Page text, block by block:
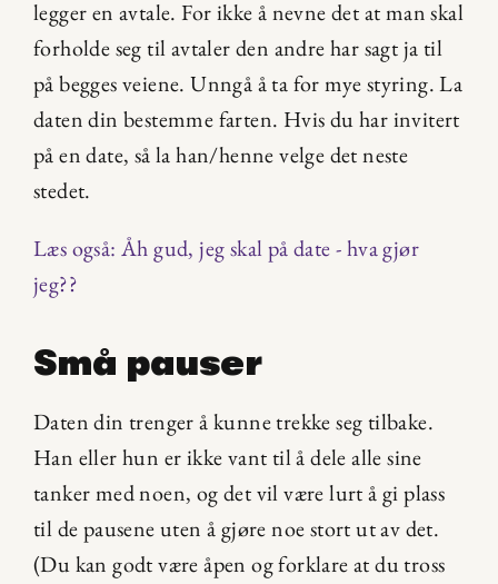
legger en avtale. For ikke å nevne det at man skal
forholde seg til avtaler den andre har sagt ja til
på begges veiene. Unngå å ta for mye styring. La
daten din bestemme farten. Hvis du har invitert
på en date, så la han/henne velge det neste
stedet.
Læs også: Åh gud, jeg skal på date - hva gjør
jeg??
Små pauser
Daten din trenger å kunne trekke seg tilbake.
Han eller hun er ikke vant til å dele alle sine
tanker med noen, og det vil være lurt å gi plass
til de pausene uten å gjøre noe stort ut av det.
(Du kan godt være åpen og forklare at du tross